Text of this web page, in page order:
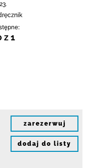
z 1
zarezerwuj
dodaj do listy